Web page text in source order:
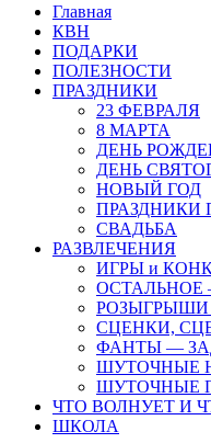
Главная
КВН
ПОДАРКИ
ПОЛЕЗНОСТИ
ПРАЗДНИКИ
23 ФЕВРАЛЯ
8 МАРТА
ДЕНЬ
ДЕНЬ
НОВЫЙ ГОД
ПРАЗДНИКИ
СВАДЬБА
РАЗВЛЕЧЕНИЯ
ИГРЫ и
РОЗЫГРЫШИ
СЦЕНКИ,
ФАНТЫ —
ШУТОЧНЫЕ
ШУТОЧНЫЕ
ЧТО ВОЛНУЕТ И
ШКОЛА